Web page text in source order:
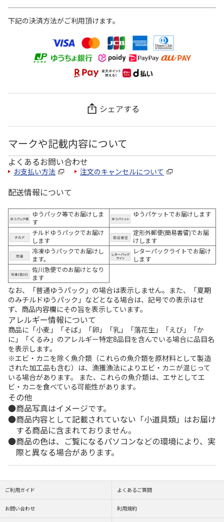
下記の決済方法がご利用頂けます。
シェアする
マークや記載内容について
よくあるお問い合わせ
お支払い方法 注文のキャンセルについて
配送情報について
ゆうパック等でお届けしま
す
ゆうパケットでお届けします
チルドゆうパックでお届け
します
定形外郵便(簡易書留)でお届
けします
冷凍ゆうパックでお届けし
ます。
レターパックライトでお届け
します
佐川急便でのお届けとなり
ます
なお、「普通ゆうパック」の場合は表示しません。また、「夏期
のみチルドゆうパック」などとなる場合は、記号での表示はせ
ず、商品内容欄にその旨を表示しています。
アレルギー情報について
商品に「小麦」「そば」「卵」「乳」「落花生」「えび」「か
に」「くるみ」のアレルギー特定8品目を含んでいる場合に品目名
を表示します。
※エビ・カニを除く魚介類（これらの魚介類を原材料として製造
された加工品も含む）は、漁獲漁法によりエビ・カニが混じって
いる場合があります。 また、これらの魚介類は、エサとしてエ
ビ・カニを食べている可能性があります。
その他
商品写真はイメージです。
商品内容として記載されていない「小道具類」はお届け
する商品に含まれておりません。
商品の色は、ご覧になるパソコンなどの環境により、実
際と異なる場合があります。
ご利用ガイド よくあるご質問
お問い合わせ 利用規約